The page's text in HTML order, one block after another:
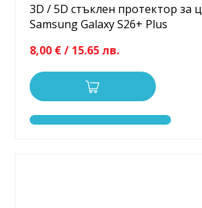
3D / 5D стъклен протектор за
Samsung Galaxy S26+ Plus
8,00 € / 15.65 лв.